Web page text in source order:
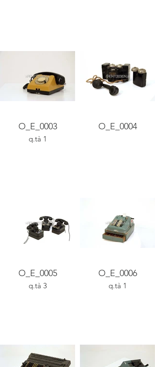
O_E_0003
q.tà 1
O_E_0004
O_E_0005
q.tà 3
O_E_0006
q.tà 1